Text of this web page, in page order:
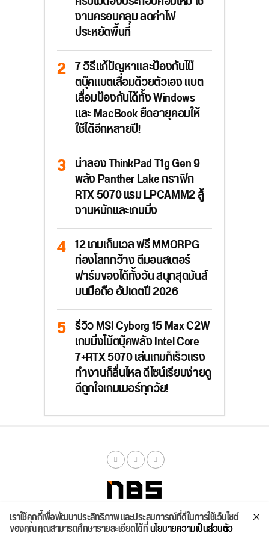
งานครอบคลุม ลดค่าไฟ
ประหยัดพื้นที่
7 วิธีแก้ปัญหาและป้องกันโน๊
ตบุ๊คแบตเสื่อมด้วยตัวเอง แบต
เสื่อมป้องกันได้ทั้ง Windows
และ MacBook ยืดอายุคอมให้
ใช้ได้อีกหลายปี!
น่าลอง ThinkPad T1g Gen 9
พลัง Panther Lake กราฟิก
RTX 5070 แรม LPCAMM2 สู้
งานหนักและเกมมิ่ง
12 เกมเก็บเวล ฟรี MMORPG
ท่องโลกกว้าง ตีมอนสเตอร์
ฟาร์มของได้ทั้งวัน สนุกสุดมันส์
บนมือถือ อัปเดตปี 2026
รีวิว MSI Cyborg 15 Max C2W
เกมมิ่งโน้ตบุ๊คพลัง Intel Core
7+RTX 5070 เล่นเกมก็เร็วแรง
ทำงานก็ลื่นไหล ดีไซน์เรียบง่ายดู
ดีถูกใจเกมเมอร์ทุกวัย!
จัดสเปค ค้นหา บทความ รีวิวล่าสุด บทความยอดนิยม ติดต่อเรา
เราใช้คุกกี้เพื่อพัฒนาประสิทธิภาพ และประสบการณ์ที่ดีในการใช้เว็บไซต์
ของคุณ คุณสามารถศึกษารายละเอียดได้ที่นโยบายความเป็นส่วนตัว